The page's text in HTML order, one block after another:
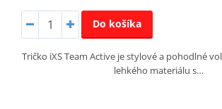
Do košíka
Tričko iXS Team Active je stylové a pohodlné
lehkého materiálu s…